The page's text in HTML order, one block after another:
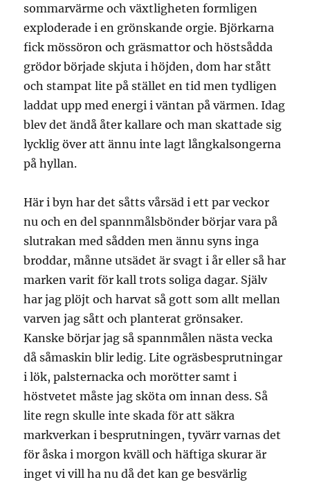
sommarvärme och växtligheten formligen
exploderade i en grönskande orgie. Björkarna
fick mössöron och gräsmattor och höstsådda
grödor började skjuta i höjden, dom har stått
och stampat lite på stället en tid men tydligen
laddat upp med energi i väntan på värmen. Idag
blev det ändå åter kallare och man skattade sig
lycklig över att ännu inte lagt långkalsongerna
på hyllan.
Här i byn har det såtts vårsäd i ett par veckor
nu och en del spannmålsbönder börjar vara på
slutrakan med sådden men ännu syns inga
broddar, månne utsädet är svagt i år eller så har
marken varit för kall trots soliga dagar. Själv
har jag plöjt och harvat så gott som allt mellan
varven jag sått och planterat grönsaker.
Kanske börjar jag så spannmålen nästa vecka
då såmaskin blir ledig. Lite ogräsbesprutningar
i lök, palsternacka och morötter samt i
höstvetet måste jag sköta om innan dess. Så
lite regn skulle inte skada för att säkra
markverkan i besprutningen, tyvärr varnas det
för åska i morgon kväll och häftiga skurar är
inget vi vill ha nu då det kan ge besvärlig